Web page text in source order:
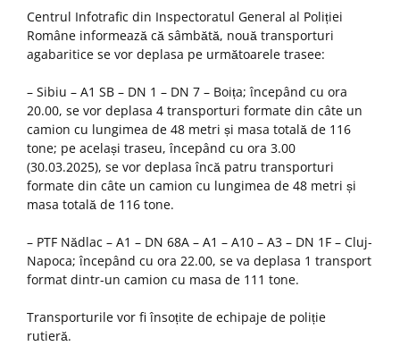
Centrul Infotrafic din Inspectoratul General al Poliției
Române informează că sâmbătă, nouă transporturi
agabaritice se vor deplasa pe următoarele trasee:
– Sibiu – A1 SB – DN 1 – DN 7 – Boița; începând cu ora
20.00, se vor deplasa 4 transporturi formate din câte un
camion cu lungimea de 48 metri și masa totală de 116
tone; pe același traseu, începând cu ora 3.00
(30.03.2025), se vor deplasa încă patru transporturi
formate din câte un camion cu lungimea de 48 metri și
masa totală de 116 tone.
– PTF Nădlac – A1 – DN 68A – A1 – A10 – A3 – DN 1F – Cluj-
Napoca; începând cu ora 22.00, se va deplasa 1 transport
format dintr-un camion cu masa de 111 tone.
Transporturile vor fi însoțite de echipaje de poliție
rutieră.